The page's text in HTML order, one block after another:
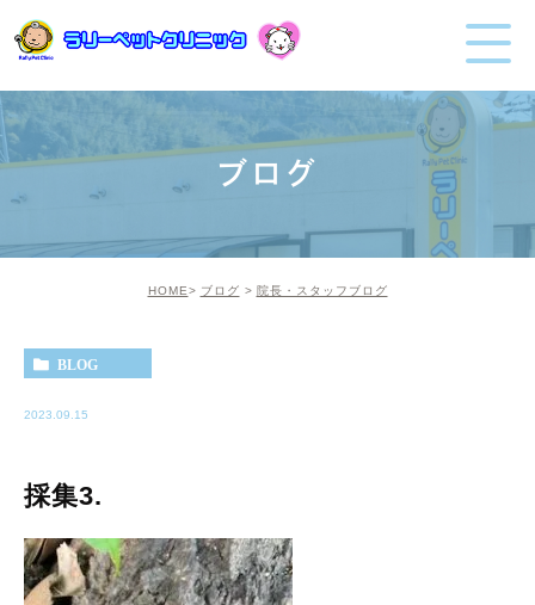
ブログ
HOME ブログ 院長・スタッフブログ
BLOG
2023.09.15
採集3.